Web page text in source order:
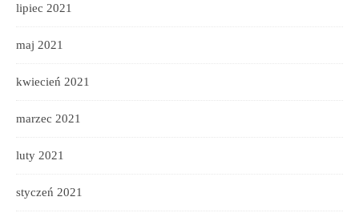
lipiec 2021
maj 2021
kwiecień 2021
marzec 2021
luty 2021
styczeń 2021